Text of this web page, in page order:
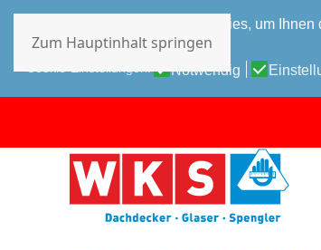
Diese Website verwendet Cookies, um
Datenschutz-Bestimmungen
Notwendig
Zum Hauptinhalt springen